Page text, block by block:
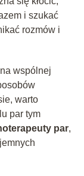
i szukać
rozmów i
wspólnej
warto
par tym
par,